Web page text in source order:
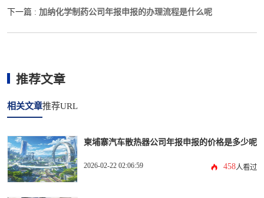
下一篇 : 加纳化学制药公司年报申报的办理流程是什么呢
推荐文章
相关文章推荐URL
柬埔寨汽车散热器公司年报申报的价格是多少呢
2026-02-22 02:06:59 458人看过